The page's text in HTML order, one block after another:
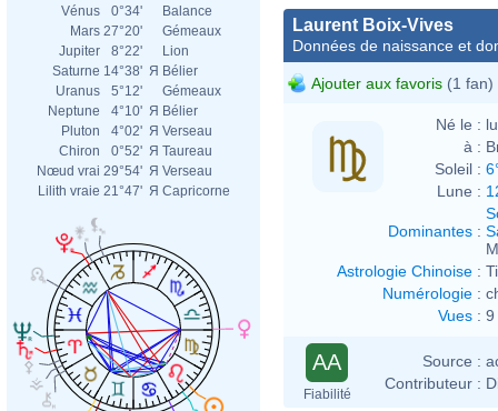
Vénus
0°34'
Balance
Mars 27°20'
Gémeaux
Jupiter
8°22'
Lion
Saturne 14°38' Я Bélier
Uranus
5°12'
Gémeaux
Neptune
4°10' Я Bélier
Pluton
4°02' Я Verseau
Chiron
0°52' Я Taureau
Nœud vrai 29°54' Я Verseau
Lilith vraie 21°47' Я Capricorne
Laurent Boix-Vives
Données de naissance et
Ajouter aux favoris (1 fan)
Né le :
à :
Soleil :
Lune :
Dominantes :
Astrologie Chinoise :
Numérologie :
Vues : 9
AA
Fiabilité
Source :
Contributeur :